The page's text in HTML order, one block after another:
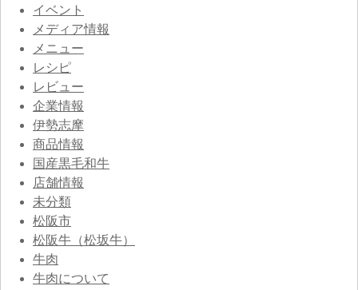
イベント
メディア情報
メニュー
レシピ
レビュー
企業情報
伊勢志摩
商品情報
国産黒毛和牛
店舗情報
未分類
松阪市
松阪牛（松坂牛）
牛肉
牛肉について